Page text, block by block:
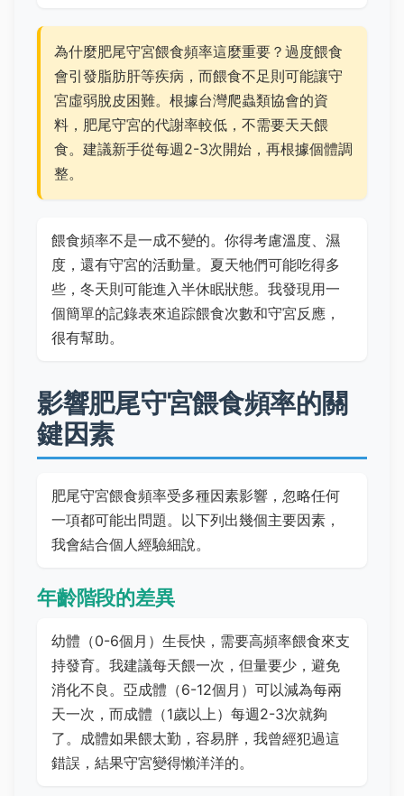
為什麼肥尾守宮餵食頻率這麼重要？過度餵食
會引發脂肪肝等疾病，而餵食不足則可能讓守
宮虛弱脫皮困難。根據台灣爬蟲類協會的資
料，肥尾守宮的代謝率較低，不需要天天餵
食。建議新手從每週2-3次開始，再根據個體調
整。
餵食頻率不是一成不變的。你得考慮溫度、濕
度，還有守宮的活動量。夏天牠們可能吃得多
些，冬天則可能進入半休眠狀態。我發現用一
個簡單的記錄表來追踪餵食次數和守宮反應，
很有幫助。
影響肥尾守宮餵食頻率的關
鍵因素
肥尾守宮餵食頻率受多種因素影響，忽略任何
一項都可能出問題。以下列出幾個主要因素，
我會結合個人經驗細說。
年齡階段的差異
幼體（0-6個月）生長快，需要高頻率餵食來支
持發育。我建議每天餵一次，但量要少，避免
消化不良。亞成體（6-12個月）可以減為每兩
天一次，而成體（1歲以上）每週2-3次就夠
了。成體如果餵太勤，容易胖，我曾經犯過這
錯誤，結果守宮變得懶洋洋的。